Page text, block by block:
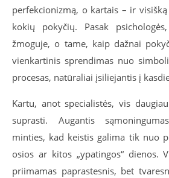
perfekcionizmą, o kartais – ir
kokių pokyčių. Pasak
žmoguje, o tame, kaip dažnai
vienkartinis sprendimas nuo
procesas, natūraliai įsiliejantis į
Kartu, anot specialistės, vis
suprasti. Augantis
minties, kad keistis galima tik nuo
osios ar kitos „ypatingos“ dienos.
priimamas paprastesnis, bet